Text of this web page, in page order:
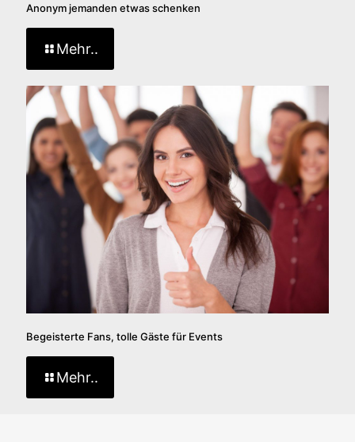
Anonym jemanden etwas schenken
Mehr..
Begeisterte Fans, tolle Gäste für Events
Mehr..